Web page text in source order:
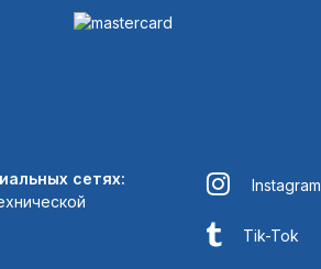
сетях:
Instagram
Tik-Tok